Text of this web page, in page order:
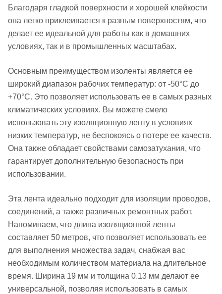
Благодаря гладкой поверхности и хорошей клейкости
она легко приклеивается к разным поверхностям, что
делает ее идеальной для работы как в домашних
условиях, так и в промышленных масштабах.
Основным преимуществом изоленты является ее
широкий диапазон рабочих температур: от -50°C до
+70°C. Это позволяет использовать ее в самых разных
климатических условиях. Вы можете смело
использовать эту изоляционную ленту в условиях
низких температур, не беспокоясь о потере ее качеств.
Она также обладает свойствами самозатухания, что
гарантирует дополнительную безопасность при
использовании.
Эта лента идеально подходит для изоляции проводов,
соединений, а также различных ремонтных работ.
Напоминаем, что длина изоляционной ленты
составляет 50 метров, что позволяет использовать ее
для выполнения множества задач, снабжая вас
необходимым количеством материала на длительное
время. Ширина 19 мм и толщина 0.13 мм делают ее
универсальной, позволяя использовать в самых